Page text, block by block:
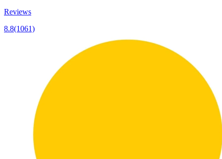
Reviews
8.8(1061)